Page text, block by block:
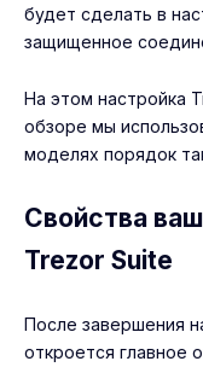
будет сделать в
защищенное
На этом настройка
обзоре мы
моделях порядок
Свойства
Trezor Suite
После завершения
откроется главное